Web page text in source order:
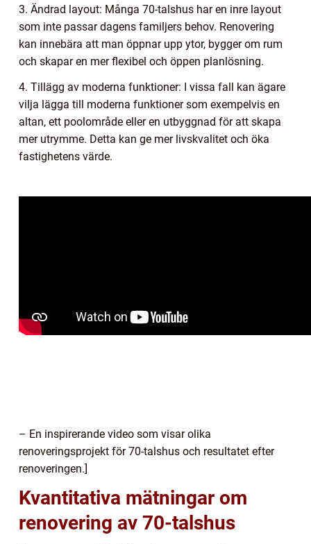
3. Ändrad layout: Många 70-talshus har en inre layout
som inte passar dagens familjers behov. Renovering
kan innebära att man öppnar upp ytor, bygger om rum
och skapar en mer flexibel och öppen planlösning.
4. Tillägg av moderna funktioner: I vissa fall kan ägare
vilja lägga till moderna funktioner som exempelvis en
altan, ett poolområde eller en utbyggnad för att skapa
mer utrymme. Detta kan ge mer livskvalitet och öka
fastighetens värde.
– En inspirerande video som visar olika
renoveringsprojekt för 70-talshus och resultatet efter
renoveringen.]
Kvantitativa mätningar om
renovering av 70-talshus